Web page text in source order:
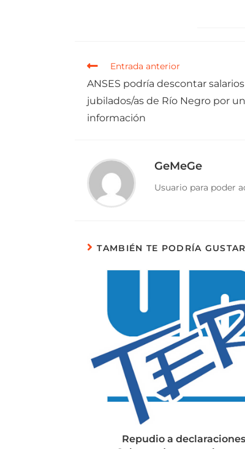
Entrada anterior
ANSES podría descontar
jubilados/as de Río Negro por
información
GeMeGe
Usuario para poder
TAMBIÉN TE PODRÍA GUSTAR
Repudio a